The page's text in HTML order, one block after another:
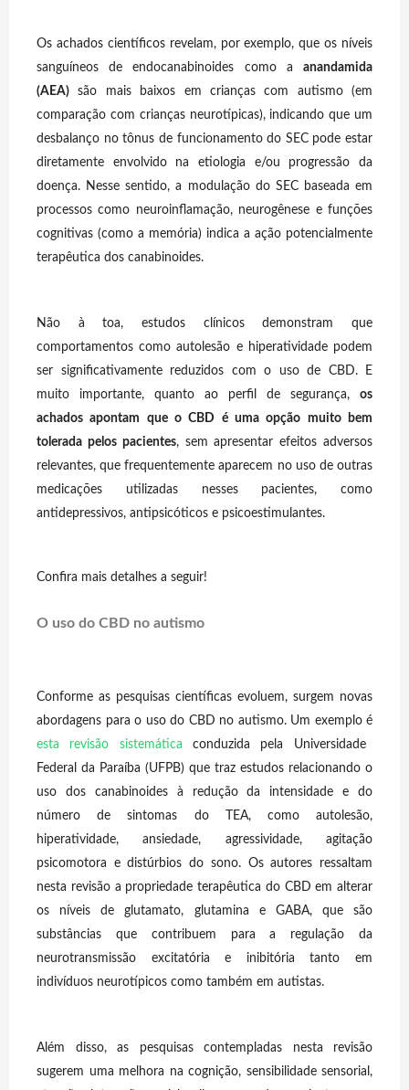
Os achados científicos revelam, por exemplo, que os níveis
sanguíneos de endocanabinoides como a anandamida
(AEA) são mais baixos em crianças com autismo (em
comparação com crianças neurotípicas), indicando que um
desbalanço no tônus de funcionamento do SEC pode estar
diretamente envolvido na etiologia e/ou progressão da
doença. Nesse sentido, a modulação do SEC baseada em
processos como neuroinflamação, neurogênese e funções
cognitivas (como a memória) indica a ação potencialmente
terapêutica dos canabinoides.
Não à toa, estudos clínicos demonstram que
comportamentos como autolesão e hiperatividade podem
ser significativamente reduzidos com o uso de CBD. E
muito importante, quanto ao perfil de segurança, os
achados apontam que o CBD é uma opção muito bem
tolerada pelos pacientes, sem apresentar efeitos adversos
relevantes, que frequentemente aparecem no uso de outras
medicações utilizadas nesses pacientes, como
antidepressivos, antipsicóticos e psicoestimulantes.
Confira mais detalhes a seguir!
O uso do CBD no autismo
Conforme as pesquisas científicas evoluem, surgem novas
abordagens para o uso do CBD no autismo. Um exemplo é
esta revisão sistemática conduzida pela Universidade
Federal da Paraíba (UFPB) que traz estudos relacionando o
uso dos canabinoides à redução da intensidade e do
número de sintomas do TEA, como autolesão,
hiperatividade, ansiedade, agressividade, agitação
psicomotora e distúrbios do sono. Os autores ressaltam
nesta revisão a propriedade terapêutica do CBD em alterar
os níveis de glutamato, glutamina e GABA, que são
substâncias que contribuem para a regulação da
neurotransmissão excitatória e inibitória tanto em
indivíduos neurotípicos como também em autistas.
Além disso, as pesquisas contempladas nesta revisão
sugerem uma melhora na cognição, sensibilidade sensorial,